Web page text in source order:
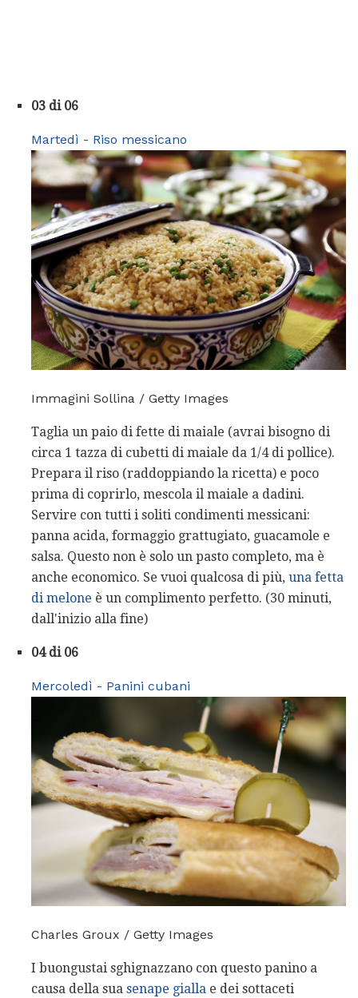
03 di 06
Martedì - Riso messicano
Immagini Sollina / Getty Images
Taglia un paio di fette di maiale (avrai bisogno di
circa 1 tazza di cubetti di maiale da 1/4 di pollice).
Prepara il riso (raddoppiando la ricetta) e poco
prima di coprirlo, mescola il maiale a dadini.
Servire con tutti i soliti condimenti messicani:
panna acida, formaggio grattugiato, guacamole e
salsa. Questo non è solo un pasto completo, ma è
anche economico. Se vuoi qualcosa di più, una fetta
di melone è un complimento perfetto. (30 minuti,
dall'inizio alla fine)
04 di 06
Mercoledì - Panini cubani
Charles Groux / Getty Images
I buongustai sghignazzano con questo panino a
causa della sua senape gialla e dei sottaceti